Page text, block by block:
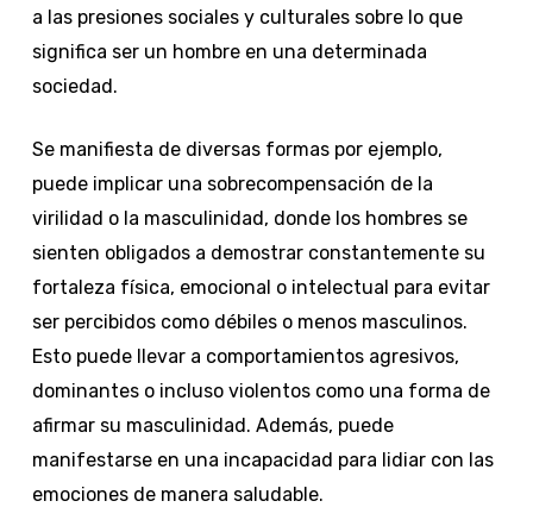
a las presiones sociales y culturales sobre lo que
significa ser un hombre en una determinada
sociedad.
Se manifiesta de diversas formas por ejemplo,
puede implicar una sobrecompensación de la
virilidad o la masculinidad, donde los hombres se
sienten obligados a demostrar constantemente su
fortaleza física, emocional o intelectual para evitar
ser percibidos como débiles o menos masculinos.
Esto puede llevar a comportamientos agresivos,
dominantes o incluso violentos como una forma de
afirmar su masculinidad. Además, puede
manifestarse en una incapacidad para lidiar con las
emociones de manera saludable.